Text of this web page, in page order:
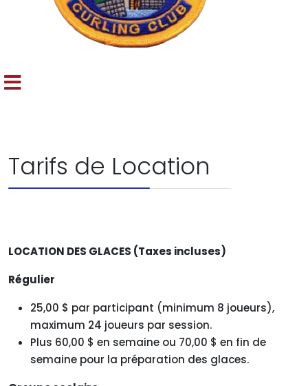
Tarifs de Location
LOCATION DES GLACES (Taxes incluses)
Régulier
25,00 $ par participant (minimum 8 joueurs),
maximum 24 joueurs par session.
Plus 60,00 $ en semaine ou 70,00 $ en fin de
semaine pour la préparation des glaces.